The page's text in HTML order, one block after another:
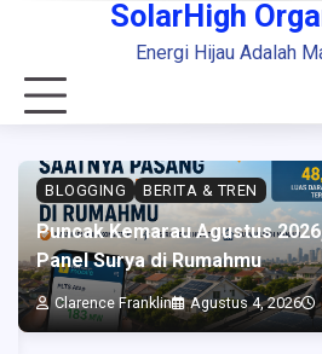
SolarHigh
Energi Hijau Adalah
BLOGGING BERITA & TREN
Puncak Kemarau Agustus
Panel Surya di Rumahmu
Clarence Franklin Agustus 4, 2026